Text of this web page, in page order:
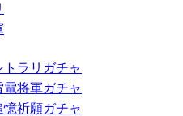
トラリガチャ
電将軍ガチャ
憶祈願ガチャ